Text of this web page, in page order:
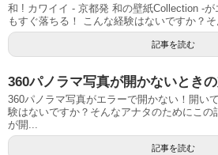
和 ! カワイイ - 京都発 和の壁紙Collection -
もすぐ落ちる！ こんな経験はないですか？そ
記事を読む
360パノラマ写真が開かないとき
360パノラマ写真がエラーで開かない！開い
験はないですか？そんなアナタのためにこの
が開...
記事を読む